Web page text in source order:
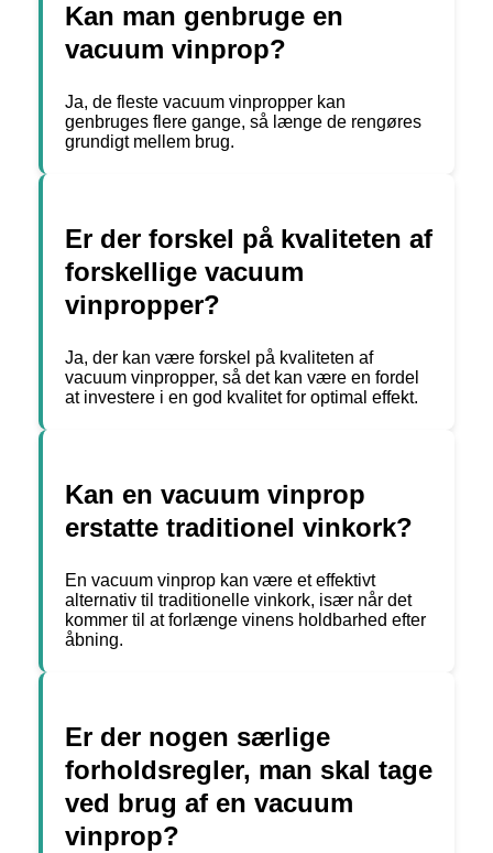
Kan man genbruge en
vacuum vinprop?
Ja, de fleste vacuum vinpropper kan
genbruges flere gange, så længe de rengøres
grundigt mellem brug.
Er der forskel på kvaliteten af
forskellige vacuum
vinpropper?
Ja, der kan være forskel på kvaliteten af
vacuum vinpropper, så det kan være en fordel
at investere i en god kvalitet for optimal effekt.
Kan en vacuum vinprop
erstatte traditionel vinkork?
En vacuum vinprop kan være et effektivt
alternativ til traditionelle vinkork, især når det
kommer til at forlænge vinens holdbarhed efter
åbning.
Er der nogen særlige
forholdsregler, man skal tage
ved brug af en vacuum
vinprop?